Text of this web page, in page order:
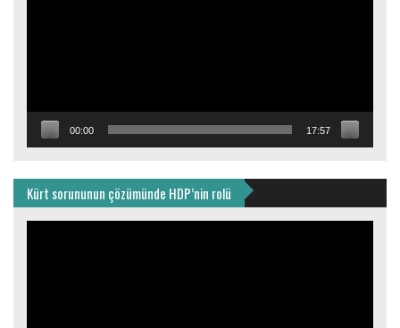
00:00 17:57
Kürt sorununun çözümünde HDP’nin rolü